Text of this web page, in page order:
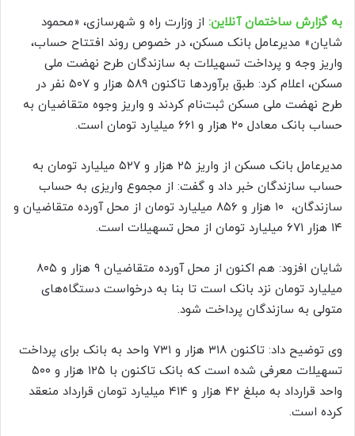
به گزارش ساختمان آنلاین: از وزارت راه و شهرسازی، «محمود
شایان» مدیرعامل بانک مسکن، در خصوص روند افتتاح حساب،
واریز وجه و پرداخت تسهیلات به سازندگان طرح نهضت ملی
مسکن، اعلام کرد: طبق برآوردها تاکنون ۵۸۹ هزار و ۵۰۷ نفر در
طرح نهضت ملی مسکن ثبت‌نام کردند و واریز وجوه متقاضیان به
حساب بانک معادل ۲۰ هزار و ۶۶۱ میلیارد تومان است.
مدیرعامل بانک مسکن از واریز ۲۵ هزار و ۵۲۷ میلیارد تومان به
حساب سازندگان خبر داد و گفت: از مجموع واریزی به حساب
سازندگان، ۱۰ هزار و ۸۵۶ میلیارد تومان از محل آورده متقاضیان و
۱۴ هزار ۶۷۱ میلیارد تومان از محل تسهیلات است.
شایان افزود: هم اکنون از محل آورده متقاضیان ۹ هزار و ۸۰۵
میلیارد تومان نزد بانک است تا بنا به درخواست دستگاه‌های
متولی به سازندگان پرداخت شود.
وی توضیح داد: تاکنون ۳۱۸ هزار و ۷۳۱ واحد به بانک برای پرداخت
تسهیلات معرفی شده است که بانک تاکنون با ۱۲۵ هزار و ۵۰۰
واحد قرارداد به مبلغ ۴۲ هزار و ۴۱۴ میلیارد تومان قرارداد منعقد
کرده است.